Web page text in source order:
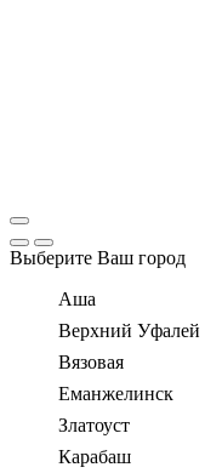
Выберите Ваш город
Аша
Верхний Уфалей
Вязовая
Еманжелинск
Златоуст
Карабаш